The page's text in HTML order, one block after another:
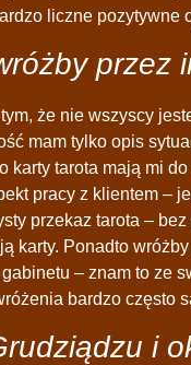
liczne pozytywne
przez
że nie wszyscy
mam tylko opis
karty tarota mają mi
pracy z klientem –
przekaz tarota –
karty. Ponadto
– znam to ze
bardzo często
i